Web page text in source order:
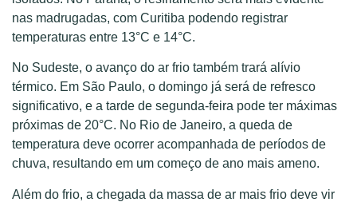
nas madrugadas, com Curitiba podendo registrar
temperaturas entre 13°C e 14°C.
No Sudeste, o avanço do ar frio também trará alívio
térmico. Em São Paulo, o domingo já será de refresco
significativo, e a tarde de segunda-feira pode ter máximas
próximas de 20°C. No Rio de Janeiro, a queda de
temperatura deve ocorrer acompanhada de períodos de
chuva, resultando em um começo de ano mais ameno.
Além do frio, a chegada da massa de ar mais frio deve vir